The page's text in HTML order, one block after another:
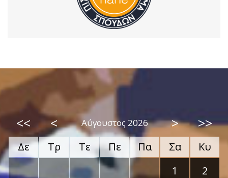
<< < Αύγουστος 2026 > >>
Δε Τρ Τε Πε Πα Σα
Κυ
1
2